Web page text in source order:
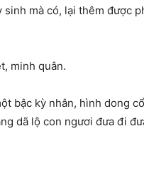
mà có, lại thêm được
minh quân.
bậc kỳ nhân, hình dong
dã lộ con ngươi đưa đi